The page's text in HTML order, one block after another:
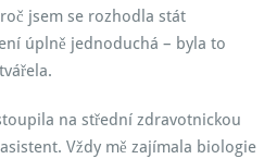
jsem se rozhodla stát
úplně jednoduchá – byla to
na střední zdravotnickou
Vždy mě zajímala biologie